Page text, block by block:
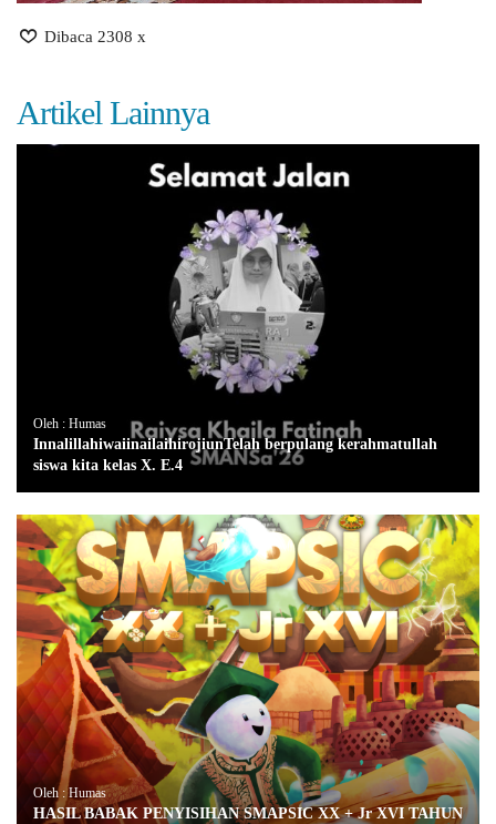
Dibaca 2308 x
Artikel Lainnya
Oleh : Humas
InnalillahiwaiinailaihirojiunTelah berpulang kerahmatullah
siswa kita kelas X. E.4
Oleh : Humas
HASIL BABAK PENYISIHAN SMAPSIC XX + Jr XVI TAHUN